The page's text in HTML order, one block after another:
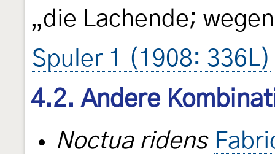
„die Lachende;
Spuler 1 (1908: 336L)
4.2. Andere
Noctua ridens